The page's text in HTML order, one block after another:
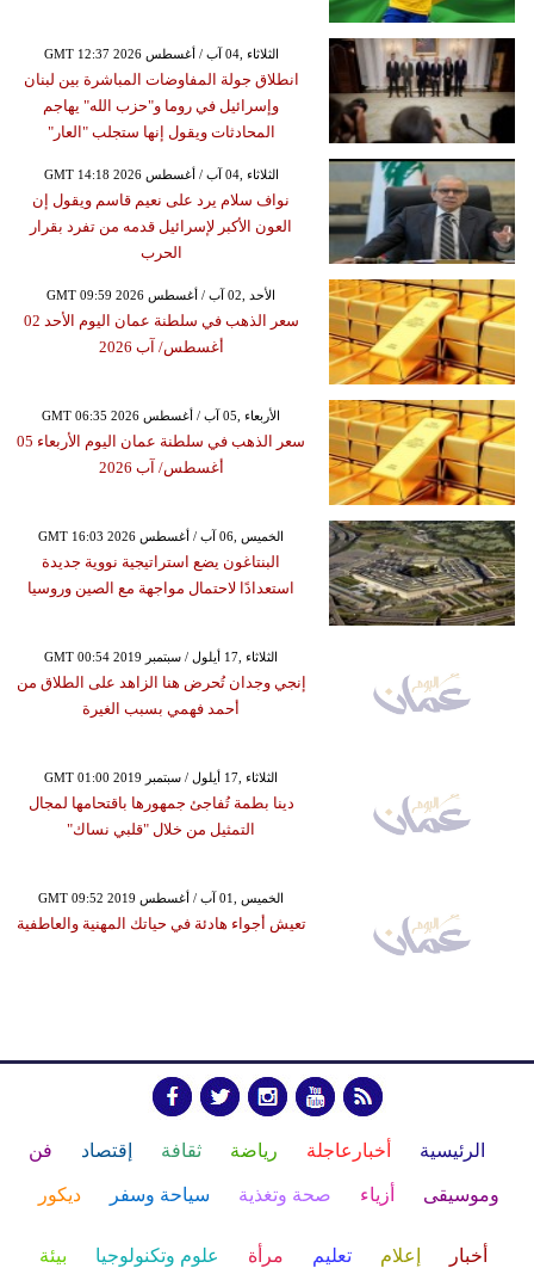
GMT 12:37 2026 الثلاثاء ,04 آب / أغسطس
انطلاق جولة المفاوضات المباشرة بين لبنان
وإسرائيل في روما و"حزب الله" يهاجم
المحادثات ويقول إنها ستجلب "العار"
GMT 14:18 2026 الثلاثاء ,04 آب / أغسطس
نواف سلام يرد على نعيم قاسم ويقول إن
العون الأكبر لإسرائيل قدمه من تفرد بقرار
الحرب
GMT 09:59 2026 الأحد ,02 آب / أغسطس
سعر الذهب في سلطنة عمان اليوم الأحد 02
أغسطس/ آب 2026
GMT 06:35 2026 الأربعاء ,05 آب / أغسطس
سعر الذهب في سلطنة عمان اليوم الأربعاء 05
أغسطس/ آب 2026
GMT 16:03 2026 الخميس ,06 آب / أغسطس
البنتاغون يضع استراتيجية نووية جديدة
استعدادًا لاحتمال مواجهة مع الصين وروسيا
GMT 00:54 2019 الثلاثاء ,17 أيلول / سبتمبر
إنجي وجدان تُحرض هنا الزاهد على الطلاق من
أحمد فهمي بسبب الغيرة
GMT 01:00 2019 الثلاثاء ,17 أيلول / سبتمبر
دينا بطمة تُفاجئ جمهورها باقتحامها لمجال
التمثيل من خلال "قلبي نساك"
GMT 09:52 2019 الخميس ,01 آب / أغسطس
تعيش أجواء هادئة في حياتك المهنية والعاطفية
الرئيسية أخبارعاجلة رياضة ثقافة إقتصاد فن
وموسيقى أزياء صحة وتغذية سياحة وسفر ديكور
أخبار إعلام تعليم مرأة علوم وتكنولوجيا بيئة